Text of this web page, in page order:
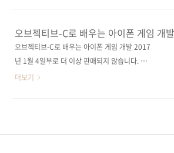
유니티 게임 서적 중 1~2위를 다툴 만큼 인기가
되어 있었으나, 번역하면서 최신 버전인 5.3.4를
기준으로 전부 변경하여 선보이게 되었습니다.
베타리더들의 의견과 최신 버전으로 업그레이드
하느..
니티 게임 개발 가이드!UNITY 3D 4.2 버전 이
상 대응! 출판사 제이펍저자명 박승제출판일
2013년 10월 25일페이지 744쪽판 형 46배판
35,000원ISBN 978-89-94506-77-7 (93000)
키워드 유니티 3D / 게임 개발 / 게임 엔진/ 2D
오브젝티브-C로 배우는 아이폰 게임 개발
오브젝티브-C로 배우는 아이폰 게임 개발 2017
년 1월 4일부로 더 이상 판매되지 않습니다. 출
판사 제이펍 원출판사 O'Reilly (원서 ISBN
더보기